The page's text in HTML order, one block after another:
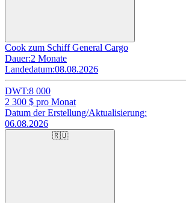
Cook zum Schiff General Cargo
Dauer:2 Monate
Landedatum:08.08.2026
DWT:8 000
2 300 $ pro Monat
Datum der Erstellung/Aktualisierung:
06.08.2026
🇷🇺